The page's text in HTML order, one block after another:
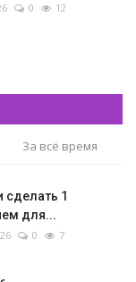
0 12
За всё время
1
для...
0 7